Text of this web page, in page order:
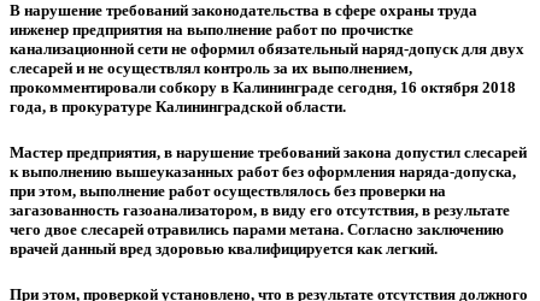
В нарушение требований законодательства в сфере охраны труда
инженер предприятия на выполнение работ по прочистке
канализационной сети не оформил обязательный наряд-допуск для двух
слесарей и не осуществлял контроль за их выполнением,
прокомментировали собкору в Калининграде сегодня, 16 октября 2018
года, в прокуратуре Калининградской области.
Мастер предприятия, в нарушение требований закона допустил слесарей
к выполнению вышеуказанных работ без оформления наряда-допуска,
при этом, выполнение работ осуществлялось без проверки на
загазованность газоанализатором, в виду его отсутствия, в результате
чего двое слесарей отравились парами метана. Согласно заключению
врачей данный вред здоровью квалифицируется как легкий.
При этом, проверкой установлено, что в результате отсутствия должного